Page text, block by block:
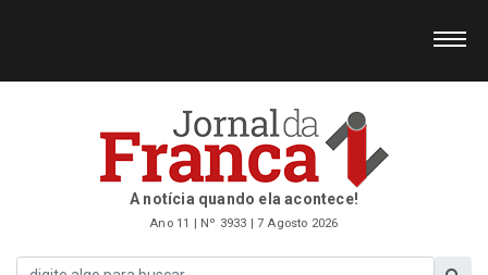
A notícia quando ela acontece!
Ano 11 | Nº 3933 | 7 Agosto 2026